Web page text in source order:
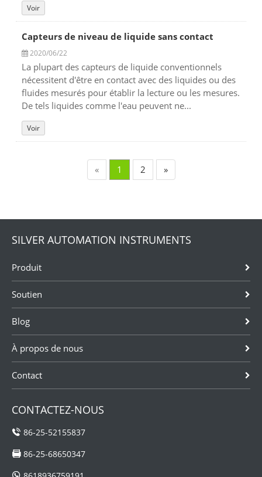
Voir
Capteurs de niveau de liquide sans contact
2020/06/22
La plupart des capteurs de liquide conventionnels
nécessitent d'être en contact avec des liquides ou des
fluides mesurés pour établir la lecture ou les mesures.
De tels liquides comme l'eau peuvent ne...
Voir
« 1 2 »
SILVER AUTOMATION INSTRUMENTS
Produit
Soutien
Blog
À propos de nous
Contact
CONTACTEZ-NOUS
86-25-52155837
86-25-68650347